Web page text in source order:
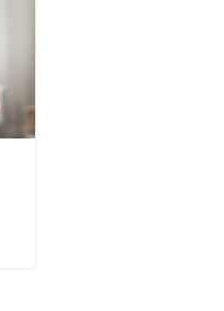
софт. Петли с
направляющие.